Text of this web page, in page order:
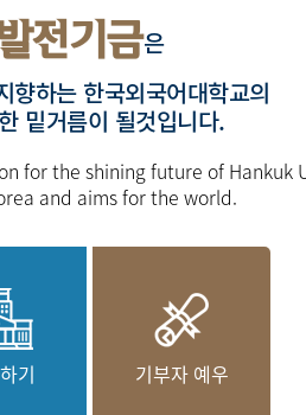
전기금은
향하는 한국외국어대학교의
밑거름이 될것입니다.
for the shining future of Hankuk
and aims for the world.
기 기부자 예우